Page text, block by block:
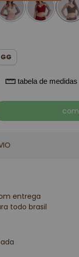
GG
tabela de medidas
entrega
todo brasil